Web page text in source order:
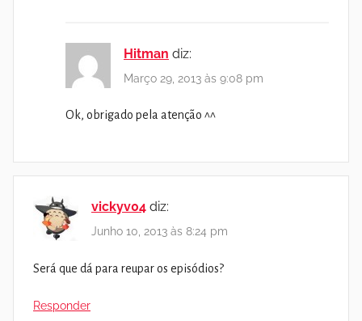
Hitman diz:
Março 29, 2013 às 9:08 pm
Ok, obrigado pela atenção ^^
vickyv04 diz:
Junho 10, 2013 às 8:24 pm
Será que dá para reupar os episódios?
Responder